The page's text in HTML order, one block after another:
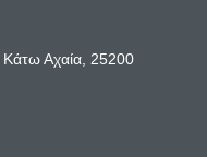
Αχαία, 25200